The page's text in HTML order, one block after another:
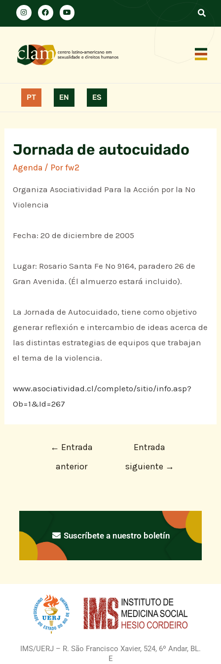
PT EN ES
Jornada de autocuidado
Agenda / Porfw2
Organiza Asociatividad Para la Acción por la No
Violencia
Fecha: 20 de diciembre de 2005
Lugar: Rosario Santa Fe Nº 9164, paradero 26 de
Gran Avenida. (Él almuerzo estará incluido).
La Jornada de Autocuidado, tiene como objetivo
generar reflexión e intercambio de ideas acerca de
las distintas estrategias de equipos que trabajan
el tema de la violencia.
www.asociatividad.cl/completo/sitio/info.asp?
Ob=1&Id=267
← Entrada
anterior
Entrada
siguiente →
Suscríbete a nuestro boletín
IMS/UERJ – R. São Francisco Xavier, 524, 6º Andar, BL.
E